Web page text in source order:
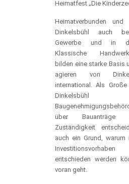
Heimatfest „Die
Heimatverbunden
Dinkelsbühl auch
Gewerbe und in
Klassische
bilden eine starke Basis
agieren von
international. Als
über Bauanträge
Zuständigkeit
auch ein Grund, warum
entschieden werden
voran geht.